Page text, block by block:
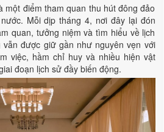
một điểm tham quan thu hút đông đảo
Mỗi dịp tháng 4, nơi đây lại đón
quan, tưởng niệm và tìm hiểu về lịch
được giữ gần như nguyên vẹn với
việc, hầm chỉ huy và nhiều hiện vật
đoạn lịch sử đầy biến động.